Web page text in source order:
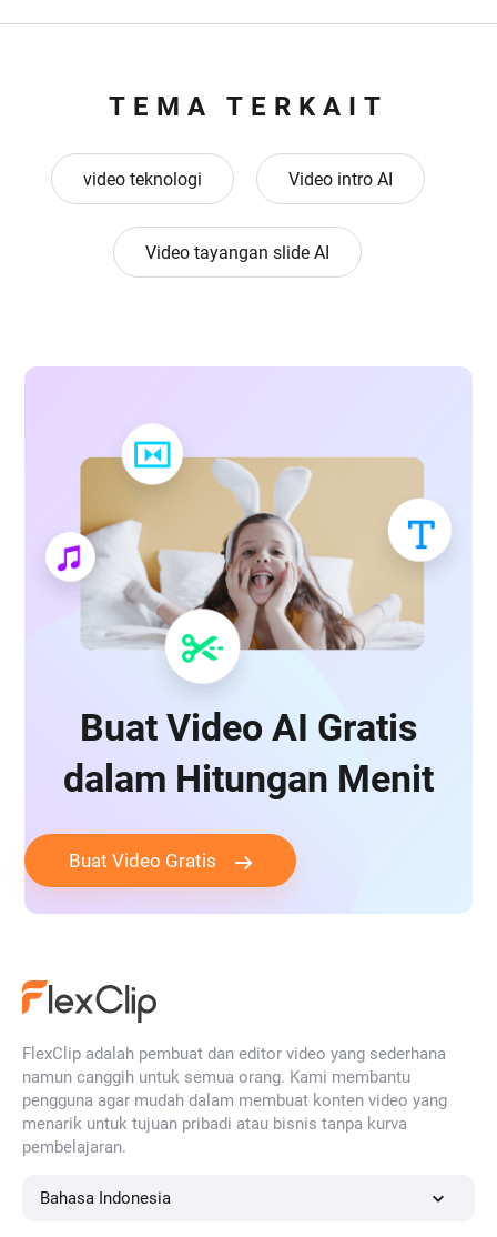
TEMA TERKAIT
video teknologi Video intro AI
Video tayangan slide AI
Buat Video AI Gratis
dalam Hitungan Menit
Buat Video Gratis
FlexClip adalah pembuat dan editor video yang sederhana
namun canggih untuk semua orang. Kami membantu
pengguna agar mudah dalam membuat konten video yang
menarik untuk tujuan pribadi atau bisnis tanpa kurva
pembelajaran.
Bahasa Indonesia